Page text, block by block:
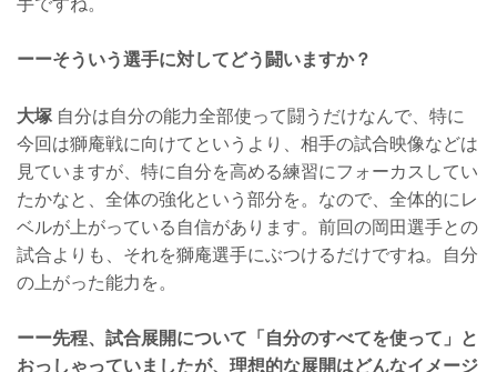
ーーそういう選手に対してどう闘いますか？
大塚 自分は自分の能力全部使って闘うだけなんで、特に
今回は獅庵戦に向けてというより、相手の試合映像などは
見ていますが、特に自分を高める練習にフォーカスしてい
たかなと、全体の強化という部分を。なので、全体的にレ
ベルが上がっている自信があります。前回の岡田選手との
試合よりも、それを獅庵選手にぶつけるだけですね。自分
の上がった能力を。
ーー先程、試合展開について「自分のすべてを使って」と
おっしゃっていましたが、理想的な展開はどんなイメージ